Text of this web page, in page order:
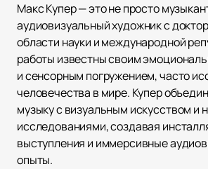
Макс Купер — это не просто
аудиовизуальный художник с
области науки и международной
работы известны своим
и сенсорным погружением, часто
человечества в мире. Купер
музыку с визуальным искусством и
исследованиями, создавая
выступления и иммерсивные
опыты.